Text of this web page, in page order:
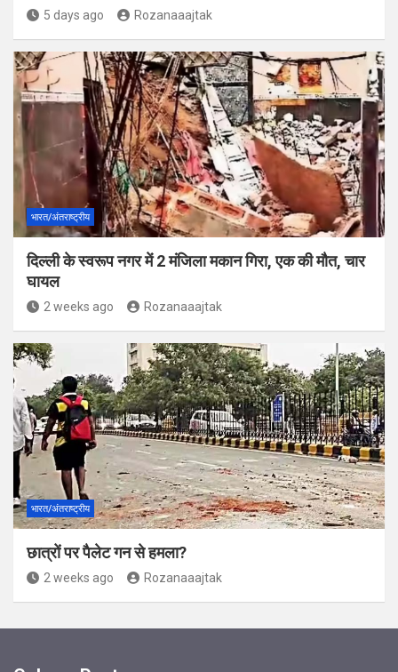
5 days ago Rozanaaajtak
भारत/अंतराष्ट्रीय
दिल्ली के स्वरूप नगर में 2 मंजिला मकान गिरा, एक की मौत, चार
घायल
2 weeks ago Rozanaaajtak
भारत/अंतराष्ट्रीय
छात्रों पर पैलेट गन से हमला?
2 weeks ago Rozanaaajtak